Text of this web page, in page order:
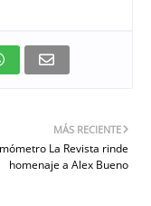
MÁS RECIENTE
La Revista rinde
homenaje a Alex Bueno